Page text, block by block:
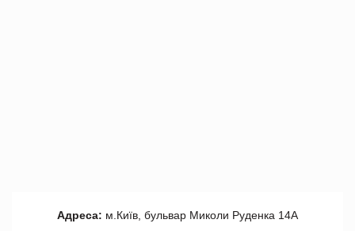
Адреса: м.Київ, бульвар Миколи Руденка 14А